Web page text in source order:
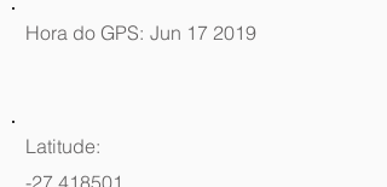
Hora do GPS: Jun 17 2019
Latitude:
-27.418501